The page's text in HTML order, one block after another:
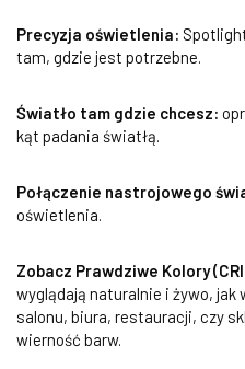
Precyzja oświetlenia:
tam, gdzie jest potrzebne.
Światło tam gdzie chcesz:
kąt padania światłą.
Połączenie nastrojowego
oświetlenia.
Zobacz Prawdziwe Kolory
wyglądają naturalnie i żywo, jak
salonu, biura, restauracji, czy
wierność barw.